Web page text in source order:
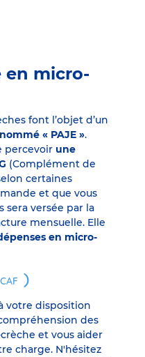
en micro-
font l’objet d’un
« PAJE ».
percevoir une
(Complément de
certaines
et que vous
sera versée par la
mensuelle. Elle
en micro-
votre disposition
des
et vous aider
charge. N'hésitez